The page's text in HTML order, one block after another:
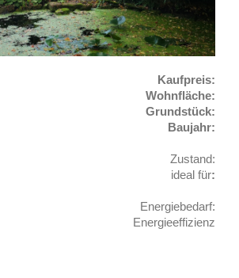
Kaufpreis:
Wohnfläche:
Grundstück:
Baujahr:
Zustand:
ideal für:
Energiebedarf:
Energieeffizienz